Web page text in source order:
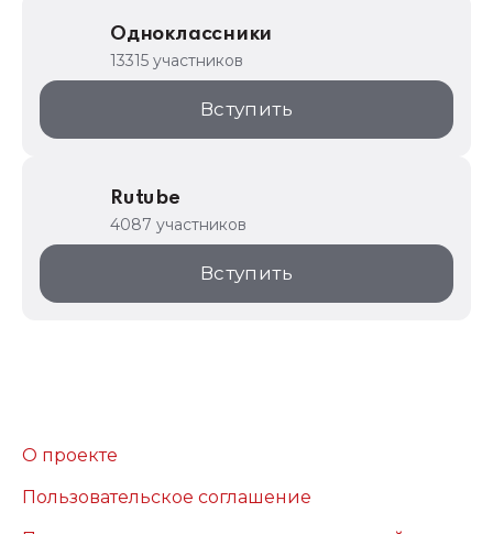
Одноклассники
13315 участников
Вступить
Rutube
4087 участников
Вступить
О проекте
Пользовательское соглашение